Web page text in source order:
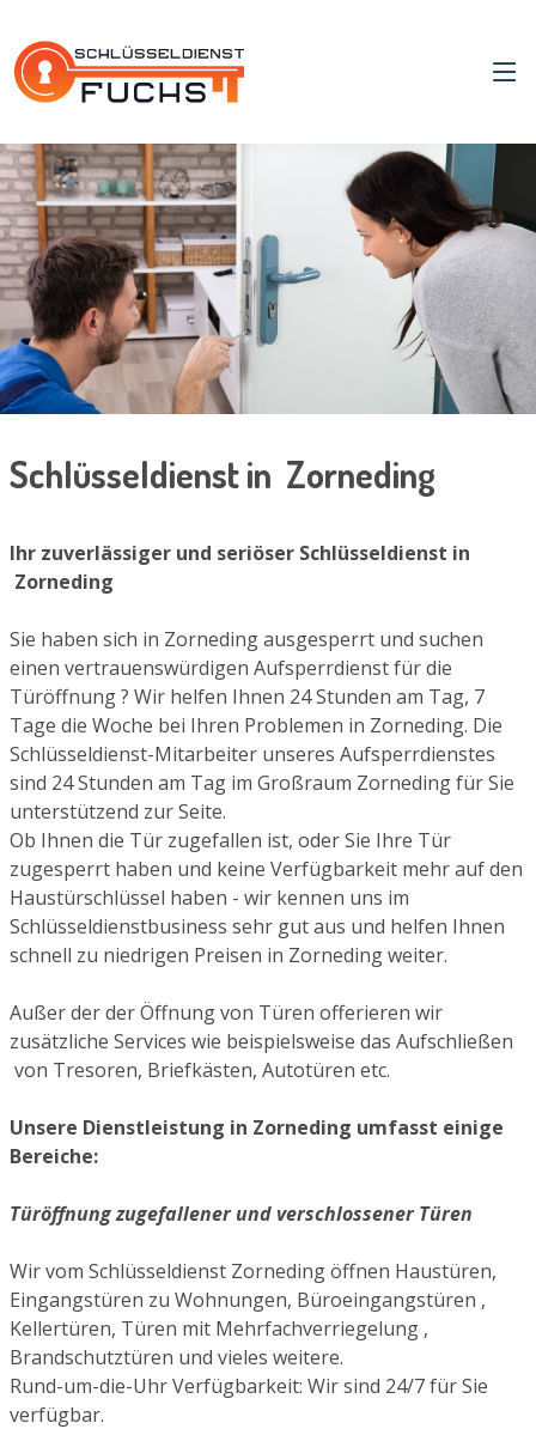
Schlüsseldienst in Zorneding
Ihr zuverlässiger und seriöser Schlüsseldienst in
Zorneding
Sie haben sich in Zorneding ausgesperrt und suchen
einen vertrauenswürdigen Aufsperrdienst für die
Türöffnung ? Wir helfen Ihnen 24 Stunden am Tag, 7
Tage die Woche bei Ihren Problemen in Zorneding. Die
Schlüsseldienst-Mitarbeiter unseres Aufsperrdienstes
sind 24 Stunden am Tag im Großraum Zorneding für Sie
unterstützend zur Seite.
Ob Ihnen die Tür zugefallen ist, oder Sie Ihre Tür
zugesperrt haben und keine Verfügbarkeit mehr auf den
Haustürschlüssel haben - wir kennen uns im
Schlüsseldienstbusiness sehr gut aus und helfen Ihnen
schnell zu niedrigen Preisen in Zorneding weiter.
Außer der der Öffnung von Türen offerieren wir
zusätzliche Services wie beispielsweise das Aufschließen
von Tresoren, Briefkästen, Autotüren etc.
Unsere Dienstleistung in Zorneding umfasst einige
Bereiche:
Türöffnung zugefallener und verschlossener Türen
Wir vom Schlüsseldienst Zorneding öffnen Haustüren,
Eingangstüren zu Wohnungen, Büroeingangstüren ,
Kellertüren, Türen mit Mehrfachverriegelung ,
Brandschutztüren und vieles weitere.
Rund-um-die-Uhr Verfügbarkeit: Wir sind 24/7 für Sie
verfügbar.